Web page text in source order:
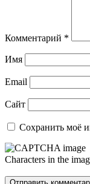
Комментарий *
Имя
Email
Сайт
Сохранить моё
Characters in the